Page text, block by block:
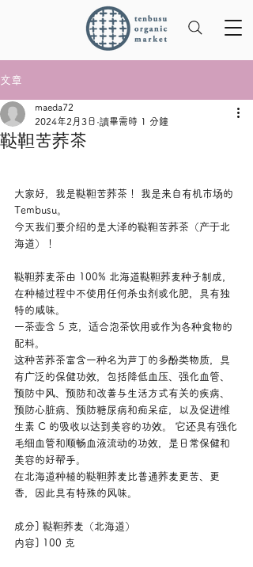
文章
鞑靼苦荞茶
maeda72
2024年2月3日 讀畢需時 1 分鐘
大家好，我是鞑靼苦荞茶！ 我是来自有机市场的
Tembusu。
今天我们要介绍的是大泽的鞑靼苦荞茶（产于北
海道）！
鞑靼荞麦茶由 100% 北海道鞑靼荞麦种子制成，
在种植过程中不使用任何杀虫剂或化肥，具有独
特的咸味。
一茶壶含 5 克，适合泡茶饮用或作为各种食物的
配料。
这种苦荞茶富含一种名为芦丁的多酚类物质，具
有广泛的保健功效，包括降低血压、强化血管、
预防中风、预防和改善与生活方式有关的疾病、
预防心脏病、预防糖尿病和痴呆症，以及促进维
生素 C 的吸收以达到美容的功效。 它还具有强化
毛细血管和顺畅血液流动的功效，是日常保健和
美容的好帮手。
在北海道种植的鞑靼荞麦比普通荞麦更苦、更
香，因此具有特殊的风味。
成分] 鞑靼荞麦（北海道）
内容] 100 克